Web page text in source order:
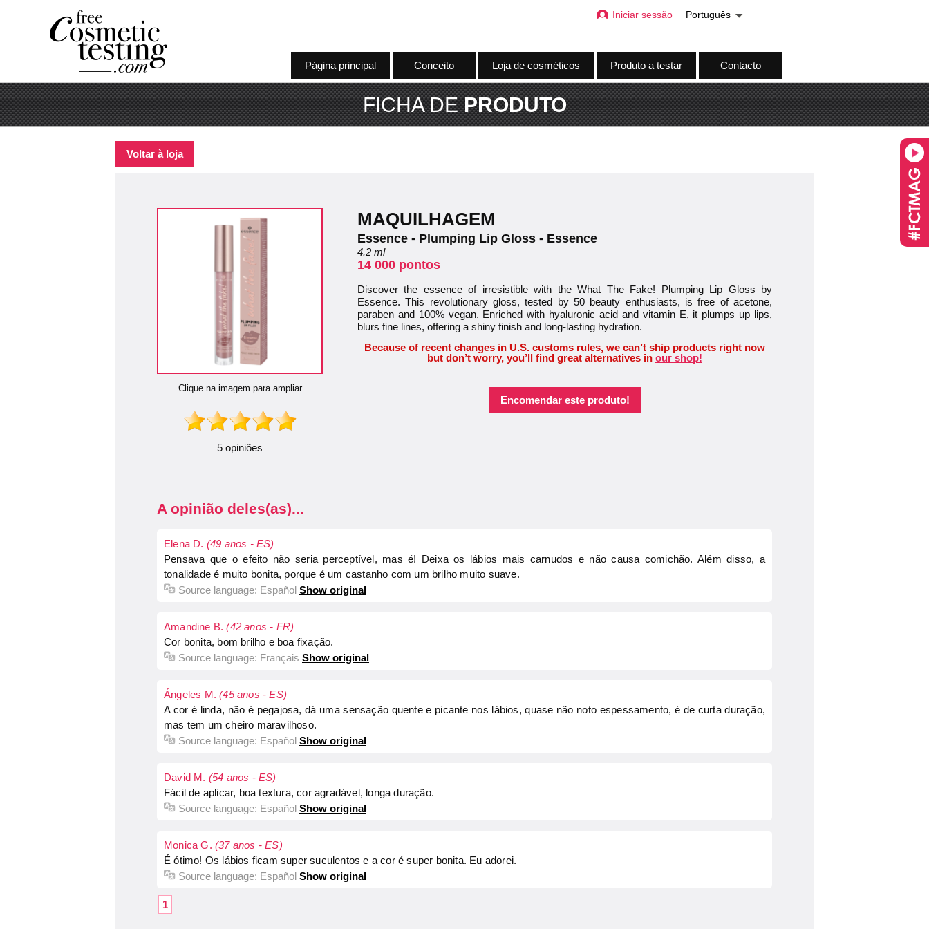
Página principal Conceito Loja de cosméticos Produto a testar Contacto
Iniciar sessão Português
FICHA DEPRODUTO
Voltar à loja
Clique na imagem para ampliar
5 opiniões
MAQUILHAGEM
Essence - Plumping Lip Gloss - Essence
4.2 ml
14 000 pontos
Discover the essence of irresistible with the What The Fake! Plumping Lip Gloss by
Essence. This revolutionary gloss, tested by 50 beauty enthusiasts, is free of acetone,
paraben and 100% vegan. Enriched with hyaluronic acid and vitamin E, it plumps up lips,
blurs fine lines, offering a shiny finish and long-lasting hydration.
Because of recent changes in U.S. customs rules, we can’t ship products right now
but don’t worry, you’ll find great alternatives in our shop!
Encomendar este produto!
A opinião deles(as)...
Elena D. (49 anos - ES)
Pensava que o efeito não seria perceptível, mas é! Deixa os lábios mais carnudos e não causa comichão. Além disso, a
tonalidade é muito bonita, porque é um castanho com um brilho muito suave.
Source language: Español Show original
Amandine B.(42 anos - FR)
Cor bonita, bom brilho e boa fixação.
Source language: Français Show original
Ángeles M.(45 anos - ES)
A cor é linda, não é pegajosa, dá uma sensação quente e picante nos lábios, quase não noto espessamento, é de curta duração,
mas tem um cheiro maravilhoso.
Source language: Español Show original
David M. (54 anos - ES)
Fácil de aplicar, boa textura, cor agradável, longa duração.
Source language: Español Show original
Monica G. (37 anos - ES)
É ótimo! Os lábios ficam super suculentos e a cor é super bonita. Eu adorei.
Source language: Español Show original
1